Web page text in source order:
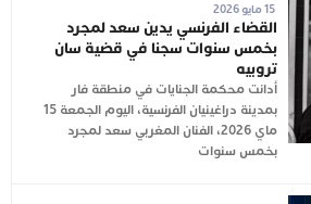
15 مايو 2026
القضاء الفرنسي يدين سعد لمجرد
بخمس سنوات سجنا في قضية سان
تروبيه
أدانت محكمة الجنايات في منطقة فار
بمدينة دراغينيان الفرنسية، اليوم الجمعة 15
ماي 2026، الفنان المغربي سعد لمجرد
بخمس سنوات